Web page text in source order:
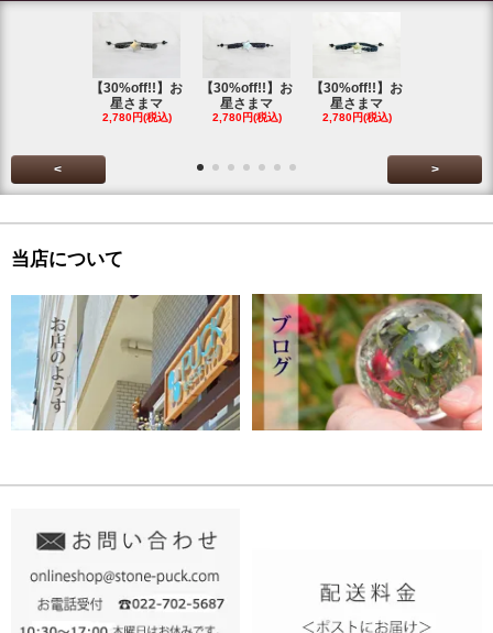
【30%off!!】お
星さまマ
2,780円(税込)
【30%off!!】お
星さまマ
2,780円(税込)
【30%off!!】お
星さまマ
2,780円(税込)
< >
当店について